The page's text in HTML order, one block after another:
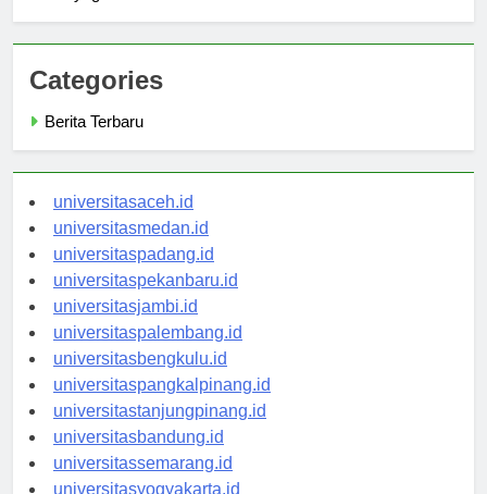
Categories
universitasaceh.id
universitasmedan.id
universitaspadang.id
universitaspekanbaru.id
universitasjambi.id
universitaspalembang.id
universitasbengkulu.id
universitaspangkalpinang.id
universitastanjungpinang.id
universitasbandung.id
universitassemarang.id